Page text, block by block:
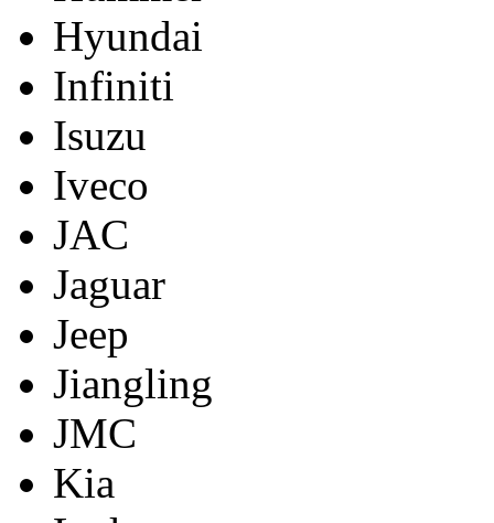
Hyundai
Infiniti
Isuzu
Iveco
JAC
Jaguar
Jeep
Jiangling
JMC
Kia